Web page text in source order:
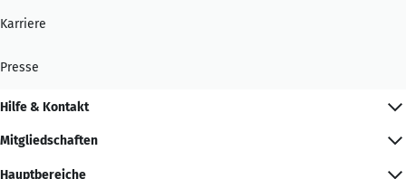
Karriere
Presse
Hilfe & Kontakt
Mitgliedschaften
Hauptbereiche